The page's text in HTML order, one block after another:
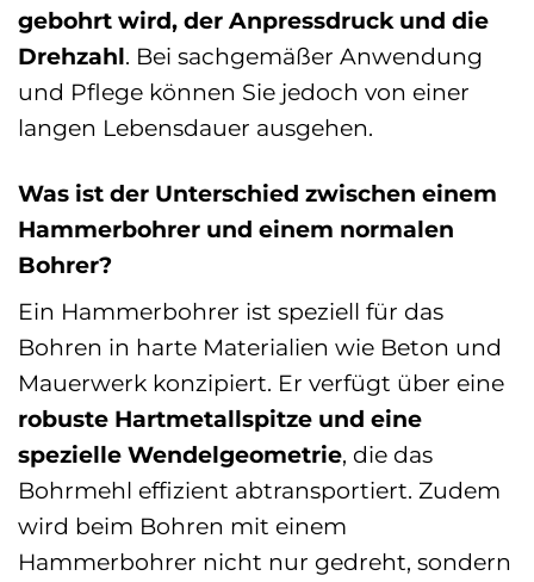
gebohrt wird, der Anpressdruck und die
Drehzahl. Bei sachgemäßer Anwendung
und Pflege können Sie jedoch von einer
langen Lebensdauer ausgehen.
Was ist der Unterschied zwischen einem
Hammerbohrer und einem normalen
Bohrer?
Ein Hammerbohrer ist speziell für das
Bohren in harte Materialien wie Beton und
Mauerwerk konzipiert. Er verfügt über eine
robuste Hartmetallspitze und eine
spezielle Wendelgeometrie, die das
Bohrmehl effizient abtransportiert. Zudem
wird beim Bohren mit einem
Hammerbohrer nicht nur gedreht, sondern